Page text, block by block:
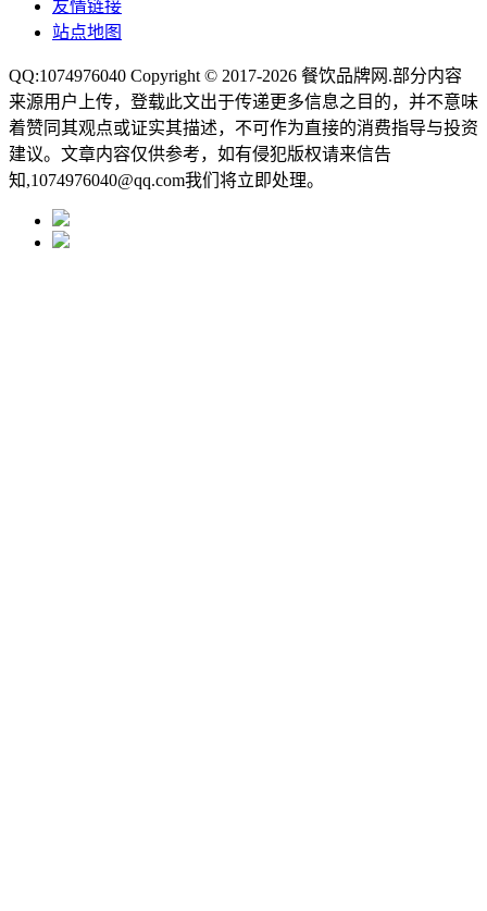
友情链接
站点地图
QQ:1074976040 Copyright © 2017-2026 餐饮品牌网 .部分内容
来源用户上传，登载此文出于传递更多信息之目的，并不意味
着赞同其观点或证实其描述，不可作为直接的消费指导与投资
建议。文章内容仅供参考，如有侵犯版权请来信告
知,1074976040@qq.com我们将立即处理。